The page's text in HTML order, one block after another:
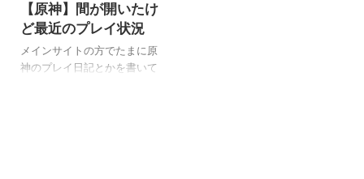
【原神】間が開いたけ
ど最近のプレイ状況
メインサイトの方でたまに原
神のプレイ日記とかを書いて